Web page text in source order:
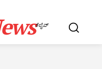
ಕೆಲೈವ್